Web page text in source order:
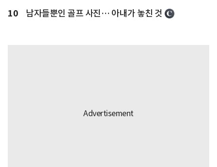
10 남자들뿐인 골프 사진… 아내가 놓친 것